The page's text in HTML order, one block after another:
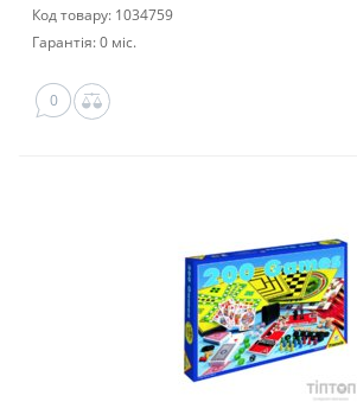
Код товару: 1034759
Гарантія: 0 міс.
0